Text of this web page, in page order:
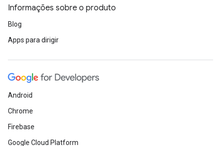
Informações sobre o produto
Blog
Apps para dirigir
Android
Chrome
Firebase
Google Cloud Platform